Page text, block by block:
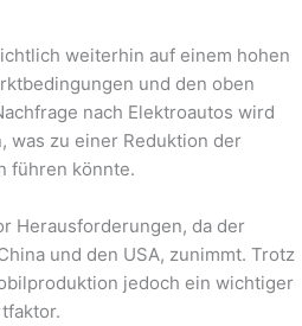
weiterhin auf einem hohen
und den oben
nach Elektroautos wird
was zu einer Reduktion der
führen könnte.
Herausforderungen, da der
und den USA, zunimmt. Trotz
jedoch ein wichtiger